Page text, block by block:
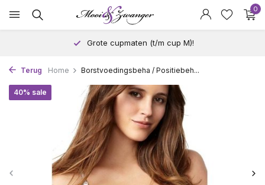
0
Grote cupmaten (t/m cup M)!
Terug Home Borstvoedingsbeha / Positiebeh...
40% sale